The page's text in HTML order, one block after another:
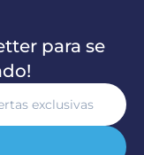
para se